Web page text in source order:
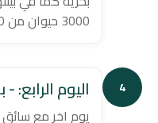
3000 حيوان من 300 نوع.
4 اليوم